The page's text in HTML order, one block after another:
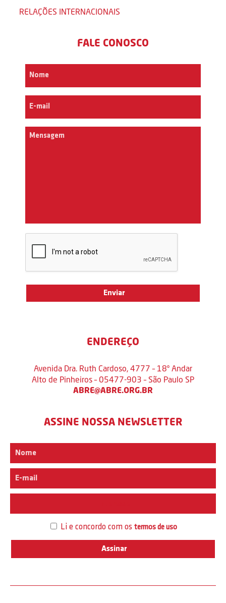
RELAÇÕES INTERNACIONAIS
FALE CONOSCO
ENDEREÇO
Avenida Dra. Ruth Cardoso, 4777 – 18º Andar
Alto de Pinheiros – 05477-903 – São Paulo SP
ABRE@ABRE.ORG.BR
ASSINE NOSSA NEWSLETTER
Li e concordo com os termos de uso